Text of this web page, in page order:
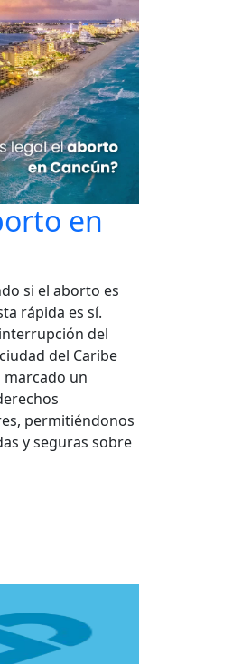
en
si el aborto es
rápida es sí.
del
del Caribe
marcado un
permitiéndonos
y seguras sobre